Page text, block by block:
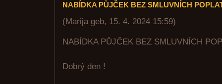
NABÍDKA PŮJČEK BEZ SMLUVNÍCH
(Marija geb, 15. 4. 2024 15:59)
NABÍDKA PŮJČEK BEZ SMLUVNÍCH
Dobrý den !